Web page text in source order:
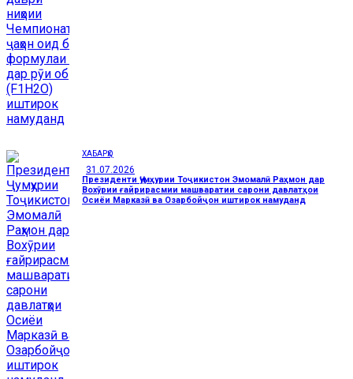
ХАБАРҲО
31.07.2026
Президенти Ҷумҳурии Тоҷикистон Эмомалӣ Раҳмон дар
Вохӯрии ғайрирасмии машваратии сарони давлатҳои
Осиёи Марказӣ ва Озарбойҷон иштирок намуданд